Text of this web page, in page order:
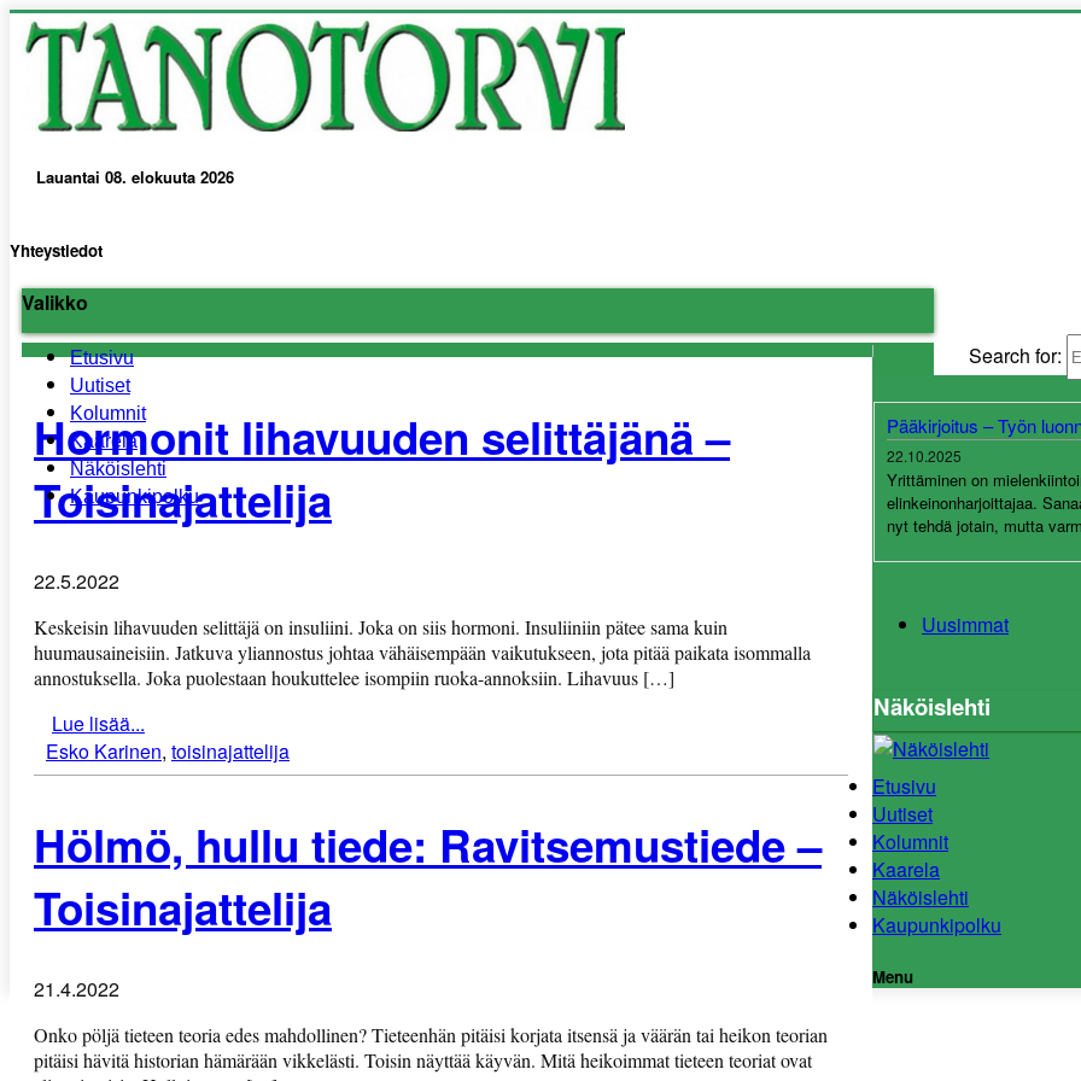
Lauantai 08. elokuuta 2026
Search for:
Yhteystiedot
Valikko
Etusivu
Uutiset
Kolumnit
Kaarela
Näköislehti
Kaupunkipolku
Hormonit lihavuuden selittäjänä –
Toisinajattelija
22.5.2022
Keskeisin lihavuuden selittäjä on insuliini. Joka on siis hormoni. Insuliiniin pätee sama kuin
huumausaineisiin. Jatkuva yliannostus johtaa vähäisempään vaikutukseen, jota pitää paikata isommalla
annostuksella. Joka puolestaan houkuttelee isompiin ruoka-annoksiin. Lihavuus […]
Lue lisää...
Esko Karinen, toisinajattelija
Hölmö, hullu tiede: Ravitsemustiede –
Toisinajattelija
21.4.2022
Onko pöljä tieteen teoria edes mahdollinen? Tieteenhän pitäisi korjata itsensä ja väärän tai heikon teorian
pitäisi hävitä historian hämärään vikkelästi. Toisin näyttää käyvän. Mitä heikoimmat tieteen teoriat ovat
Pääkirjoitus – Työn
22.10.2025
Yrittäminen on
elinkeinonharjoittajaa.
nyt tehdä jotain, mutta
Uusimmat
Näköislehti
Etusivu
Uutiset
Kolumnit
Kaarela
Näköislehti
Kaupunkipolku
Menu